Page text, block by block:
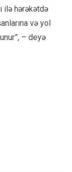
ilə hərəkətdə
və yol
– deyə